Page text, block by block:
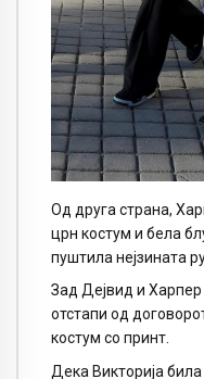
Од друга страна,
црн костум и бела
пуштила нејзината
Зад Дејвид и Харпер
отстапи од
костум со принт.
Дека Викторија